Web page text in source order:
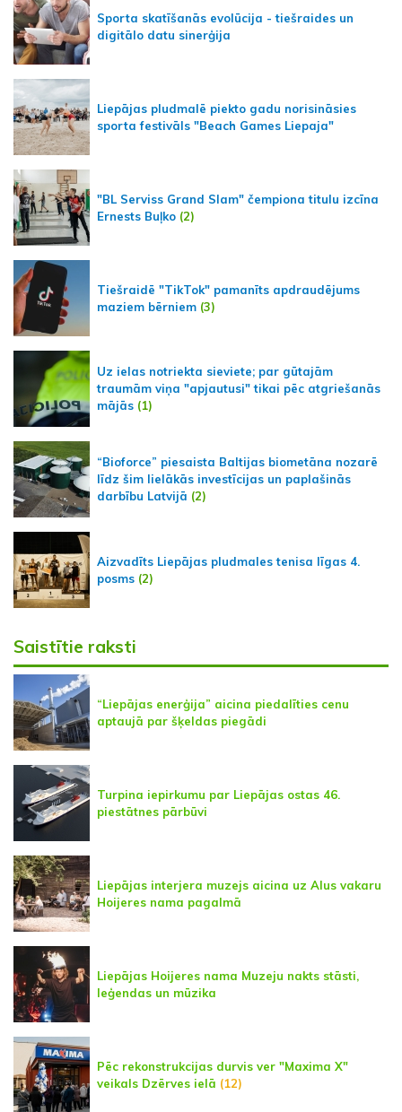
Sporta skatīšanās evolūcija - tiešraides un
digitālo datu sinerģija
Liepājas pludmalē piekto gadu norisināsies
sporta festivāls "Beach Games Liepaja"
"BL Serviss Grand Slam" čempiona titulu izcīna
Ernests Buļko (2)
Tiešraidē "TikTok" pamanīts apdraudējums
maziem bērniem (3)
Uz ielas notriekta sieviete; par gūtajām
traumām viņa "apjautusi" tikai pēc atgriešanās
mājās (1)
“Bioforce” piesaista Baltijas biometāna nozarē
līdz šim lielākās investīcijas un paplašinās
darbību Latvijā (2)
Aizvadīts Liepājas pludmales tenisa līgas 4.
posms (2)
Saistītie raksti
“Liepājas enerģija” aicina piedalīties cenu
aptaujā par šķeldas piegādi
Turpina iepirkumu par Liepājas ostas 46.
piestātnes pārbūvi
Liepājas interjera muzejs aicina uz Alus vakaru
Hoijeres nama pagalmā
Liepājas Hoijeres nama Muzeju nakts stāsti,
leģendas un mūzika
Pēc rekonstrukcijas durvis ver "Maxima X"
veikals Dzērves ielā (12)